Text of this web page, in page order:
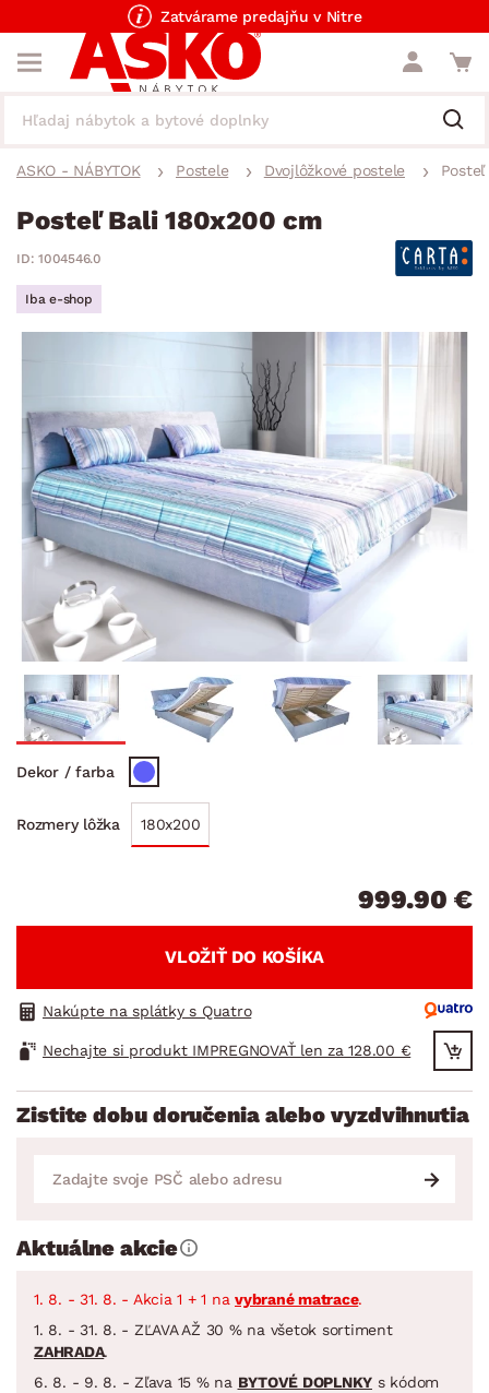
Zatvárame predajňu v Nitre
ASKO - NÁBYTOK Postele Dvojlôžkové postele
Posteľ Bali 180x200 cm
ID: 1004546.0
Iba e-shop
Dekor / farba
Rozmery lôžka 180x200
999.90 €
VLOŽIŤ DO KOŠÍKA
Nakúpte na splátky s Quatro
Nechajte si produkt IMPREGNOVAŤ len za 128.00 €
Zistite dobu doručenia alebo vyzdvihnutia
Aktuálne akcie
1. 8. - 31. 8. - Akcia 1 + 1 na vybrané matrace.
1. 8. - 31. 8. - ZĽAVA AŽ 30 % na všetok sortiment
ZAHRADA.
6. 8. - 9. 8. - Zľava 15 % na BYTOVÉ DOPLNKY s kódom